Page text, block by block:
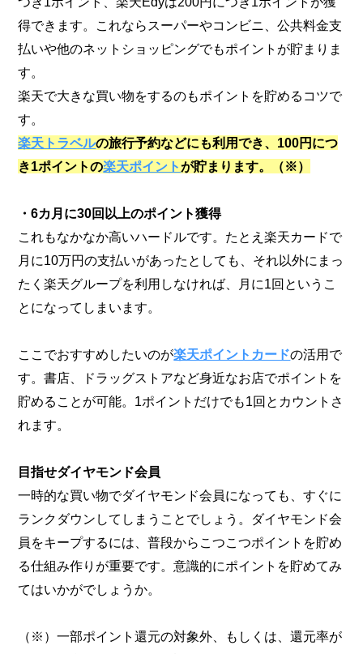
得できます。これならスーパーやコンビニ、公共料金支
払いや他のネットショッピングでもポイントが貯まりま
す。
楽天で大きな買い物をするのもポイントを貯めるコツで
す。
楽天トラベルの旅行予約などにも利用でき、100円につ
き1ポイントの楽天ポイントが貯まります。（※）
・6カ月に30回以上のポイント獲得
これもなかなか高いハードルです。たとえ楽天カードで
月に10万円の支払いがあったとしても、それ以外にまっ
たく楽天グループを利用しなければ、月に1回というこ
とになってしまいます。
ここでおすすめしたいのが楽天ポイントカードの活用で
す。書店、ドラッグストアなど身近なお店でポイントを
貯めることが可能。1ポイントだけでも1回とカウントさ
れます。
目指せダイヤモンド会員
一時的な買い物でダイヤモンド会員になっても、すぐに
ランクダウンしてしまうことでしょう。ダイヤモンド会
員をキープするには、普段からこつこつポイントを貯め
る仕組み作りが重要です。意識的にポイントを貯めてみ
てはいかがでしょうか。
（※）一部ポイント還元の対象外、もしくは、還元率が